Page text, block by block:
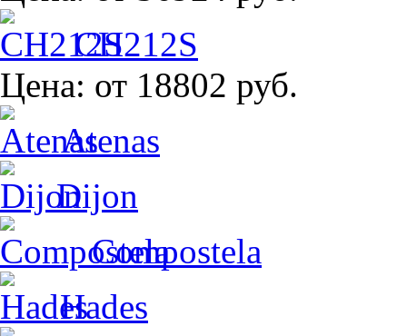
CH212S
Цена: от 18802 руб.
Atenas
Dijon
Compostela
Hades